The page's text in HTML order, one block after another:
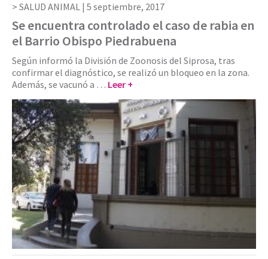
SALUD ANIMAL | 5 septiembre, 2017
Se encuentra controlado el caso de rabia en
el Barrio Obispo Piedrabuena
Según informó la División de Zoonosis del Siprosa, tras
confirmar el diagnóstico, se realizó un bloqueo en la zona.
Además, se vacunó a … Leer +